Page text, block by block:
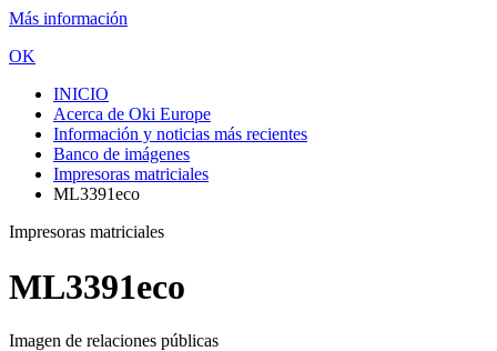
Más información
OK
INICIO
Acerca de Oki Europe
Información y noticias más recientes
Banco de imágenes
Impresoras matriciales
ML3391eco
Impresoras matriciales
ML3391eco
Imagen de relaciones públicas